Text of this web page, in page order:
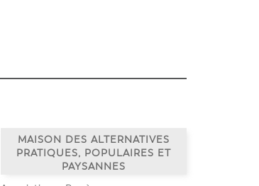
MAISON DES ALTERNATIVES
PRATIQUES, POPULAIRES ET
PAYSANNES